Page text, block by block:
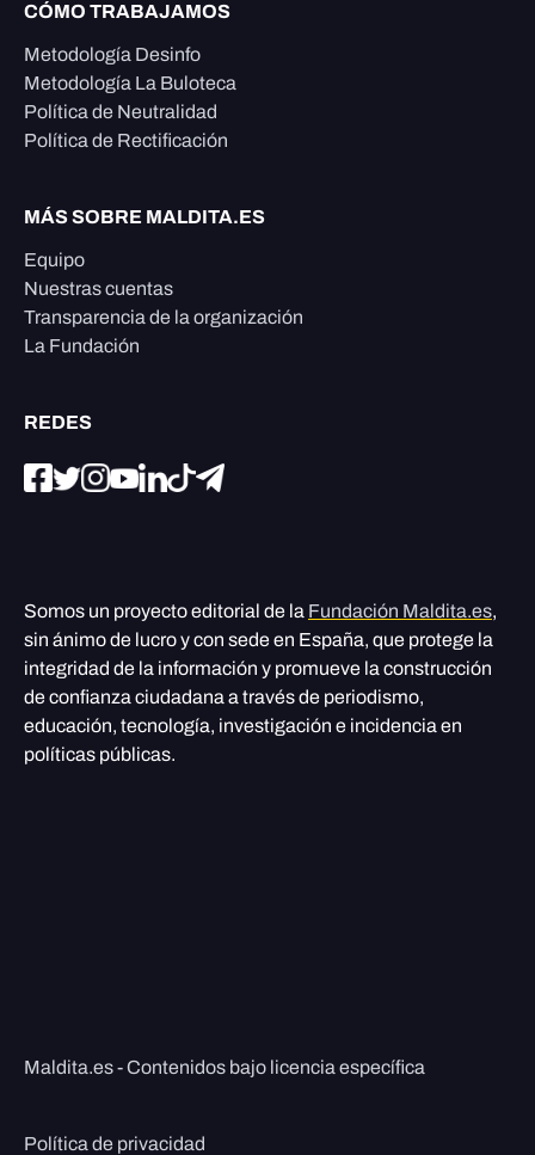
CÓMO TRABAJAMOS
Metodología Desinfo
Metodología La Buloteca
Política de Neutralidad
Política de Rectificación
MÁS SOBRE MALDITA.ES
Equipo
Nuestras cuentas
Transparencia de la organización
La Fundación
REDES
Somos un proyecto editorial de la Fundación Maldita.es,
sin ánimo de lucro y con sede en España, que protege la
integridad de la información y promueve la construcción
de confianza ciudadana a través de periodismo,
educación, tecnología, investigación e incidencia en
políticas públicas.
Maldita.es - Contenidos bajo licencia específica
Política de privacidad